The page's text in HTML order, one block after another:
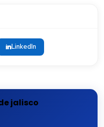
LinkedIn
jalisco